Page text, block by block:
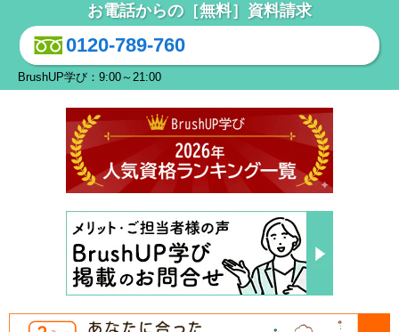
お電話からの［無料］資料請求
0120-789-760
BrushUP学び：9:00～21:00